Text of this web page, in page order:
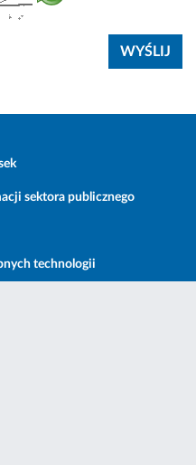
sektora publicznego
technologii